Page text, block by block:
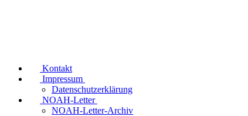
Kontakt
Impressum
Datenschutzerklärung
NOAH-Letter
NOAH-Letter-Archiv